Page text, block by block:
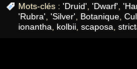
Mots-clés : 'Druid' 'Dwarf'
'Rubra' 'Silver' Botanique
ionantha kolbii scaposa